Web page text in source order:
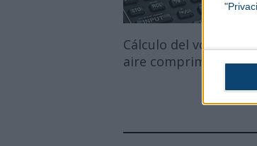
Cálculo del volumen
aire comprimido